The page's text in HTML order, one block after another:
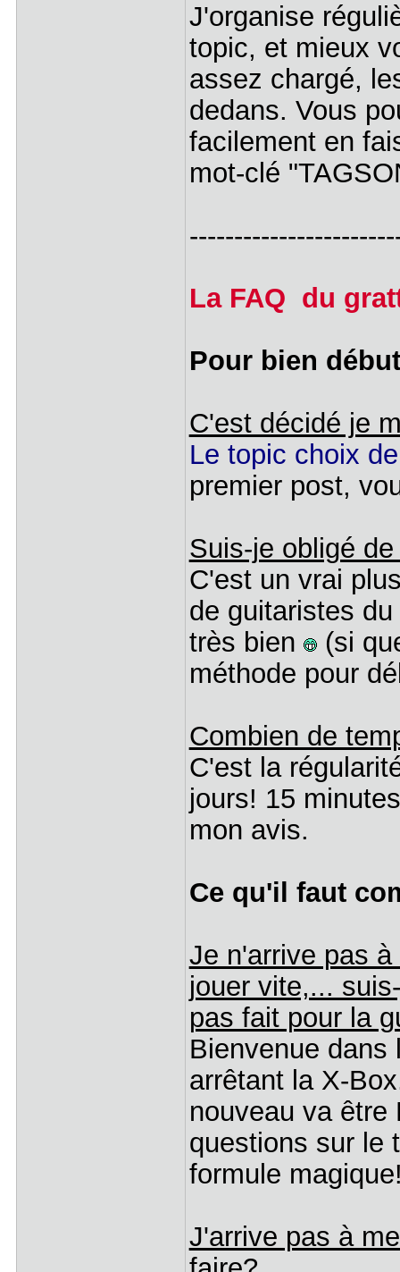
J'organise
topic, et mieux
assez chargé,
dedans. Vous
facilement en
mot-clé
La FAQ du
Pour bien
C'est décidé je
Le topic choix
premier post,
Suis-je obligé
C'est un vrai
de guitaristes
très bien
(si
méthode pour
Combien de
C'est la
jours! 15
mon avis.
Ce qu'il faut
Je n'arrive pas
jouer vite,...
pas fait pour la
Bienvenue dans
arrêtant la X-
nouveau va être
questions sur le
formule
J'arrive pas à